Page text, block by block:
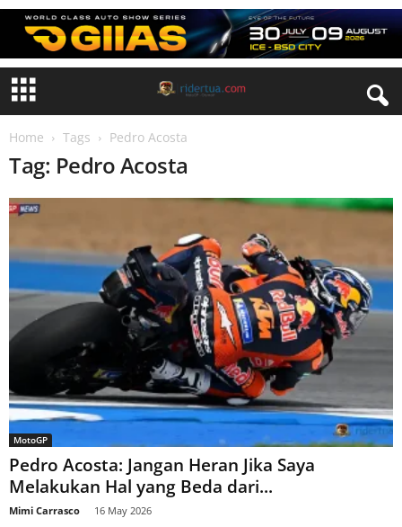
Home Tags Pedro Acosta
Tag: Pedro Acosta
MotoGP
Pedro Acosta: Jangan Heran Jika Saya
Melakukan Hal yang Beda dari...
Mimi Carrasco 16 May 2026